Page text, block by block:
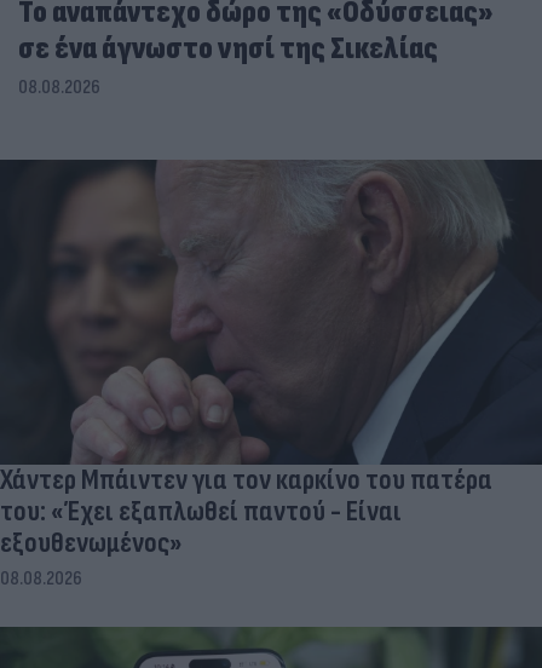
To αναπάντεχο δώρο της «Οδύσσειας»
σε ένα άγνωστο νησί της Σικελίας
08.08.2026
Χάντερ Μπάιντεν για τον καρκίνο του πατέρα
του: «Έχει εξαπλωθεί παντού - Είναι
εξουθενωμένος»
08.08.2026